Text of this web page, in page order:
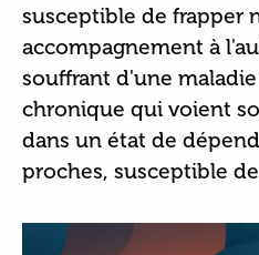
susceptible de frapper
accompagnement à
souffrant d'une
chronique qui voient
dans un état de
proches, susceptible